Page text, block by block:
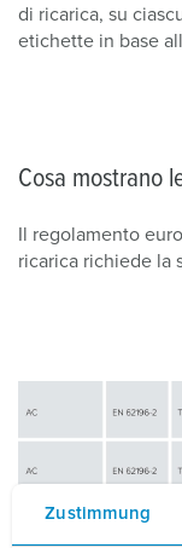
Zustimmung
di ricarica, su
etichette in base
Cosa mostrano
Il regolamento
ricarica richiede la